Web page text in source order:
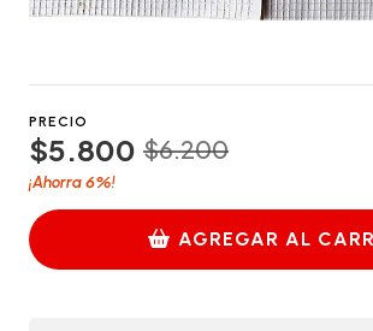
PRECIO
$5.800 $6.200
¡Ahorra6%!
AGREGAR AL